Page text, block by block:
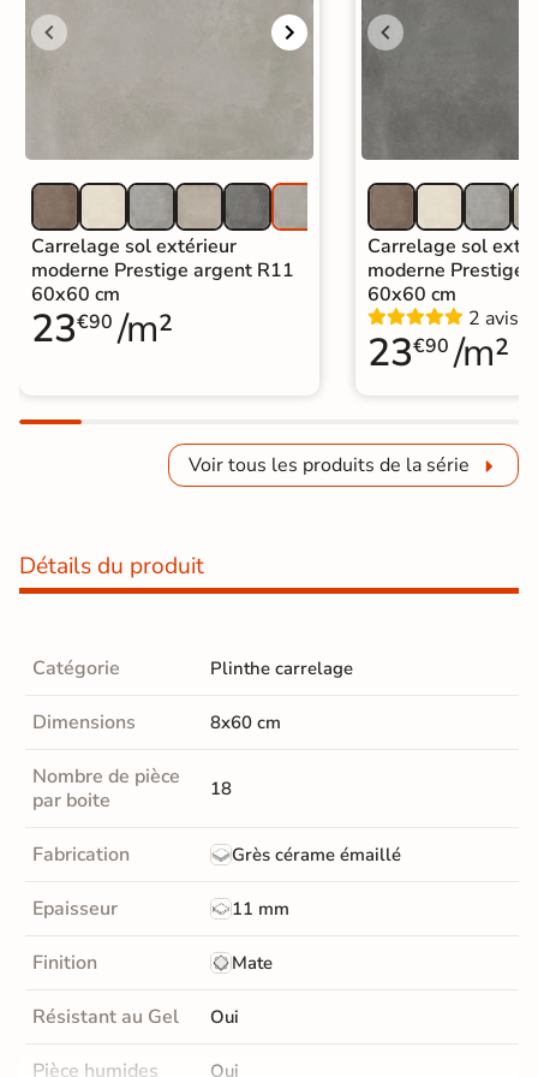
Carrelage sol extérieur
moderne Prestige argent R11
60x60 cm
23€90 /m²
Carrelage sol
moderne Prestige
60x60 cm
2 avis
23€90 /m²
Voir tous les produits de la série
Détails du produit
Catégorie Plinthe carrelage
Dimensions 8x60 cm
Nombre de pièce
par boite
18
Fabrication Grès cérame émaillé
Epaisseur 11 mm
Finition Mate
Résistant au Gel Oui
Pièce humides Oui